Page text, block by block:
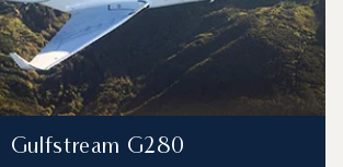
Gulfstream G280